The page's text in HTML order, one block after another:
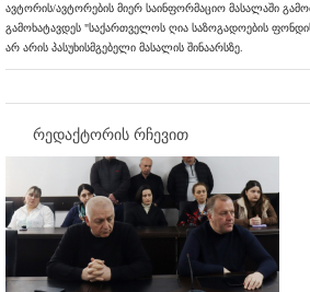
ავტორის/ავტორების მიერ საინფორმაციო მასალაში
გამოხატავდეს "საქართველოს ღია საზოგადოების
არ არის პასუხისმგებელი მასალის შინაარსზე.
რედაქტორის რჩევით